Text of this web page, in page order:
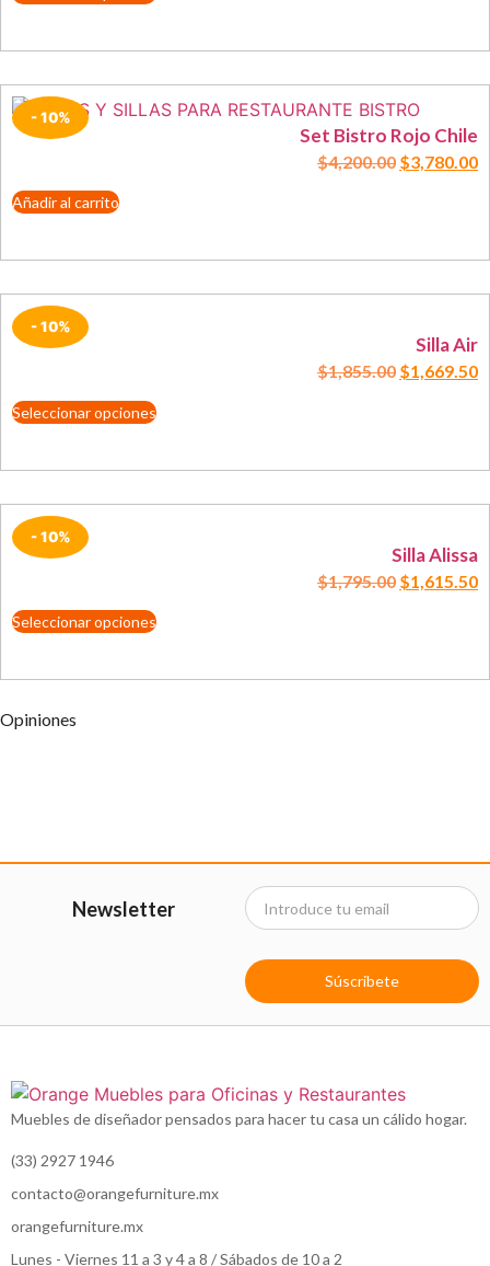
- 10%
Set Bistro Rojo Chile
$4,200.00 $3,780.00
Añadir al carrito
- 10%
Silla Air
$1,855.00 $1,669.50
Seleccionar opciones
- 10%
Silla Alissa
$1,795.00 $1,615.50
Seleccionar opciones
Opiniones
Newsletter
Súscribete
Muebles de diseñador pensados para hacer tu casa un cálido hogar.
(33) 2927 1946
contacto@orangefurniture.mx
orangefurniture.mx
Lunes - Viernes 11 a 3 y 4 a 8 / Sábados de 10 a 2